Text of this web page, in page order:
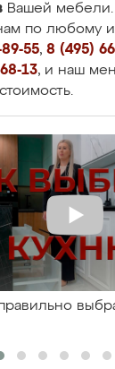
Вашей
по любому
55, 8 (495)
13, и наш